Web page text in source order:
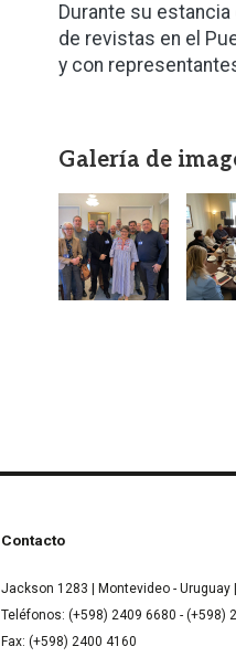
Durante su estancia
de revistas en el
y con
Galería de
Imagen
Contacto
Jackson 1283 | Montevideo - Uruguay
Teléfonos: (+598) 2409 6680 - (+598)
Fax: (+598) 2400 4160